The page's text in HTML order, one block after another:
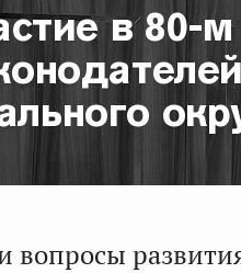
в 80-м
вопросы